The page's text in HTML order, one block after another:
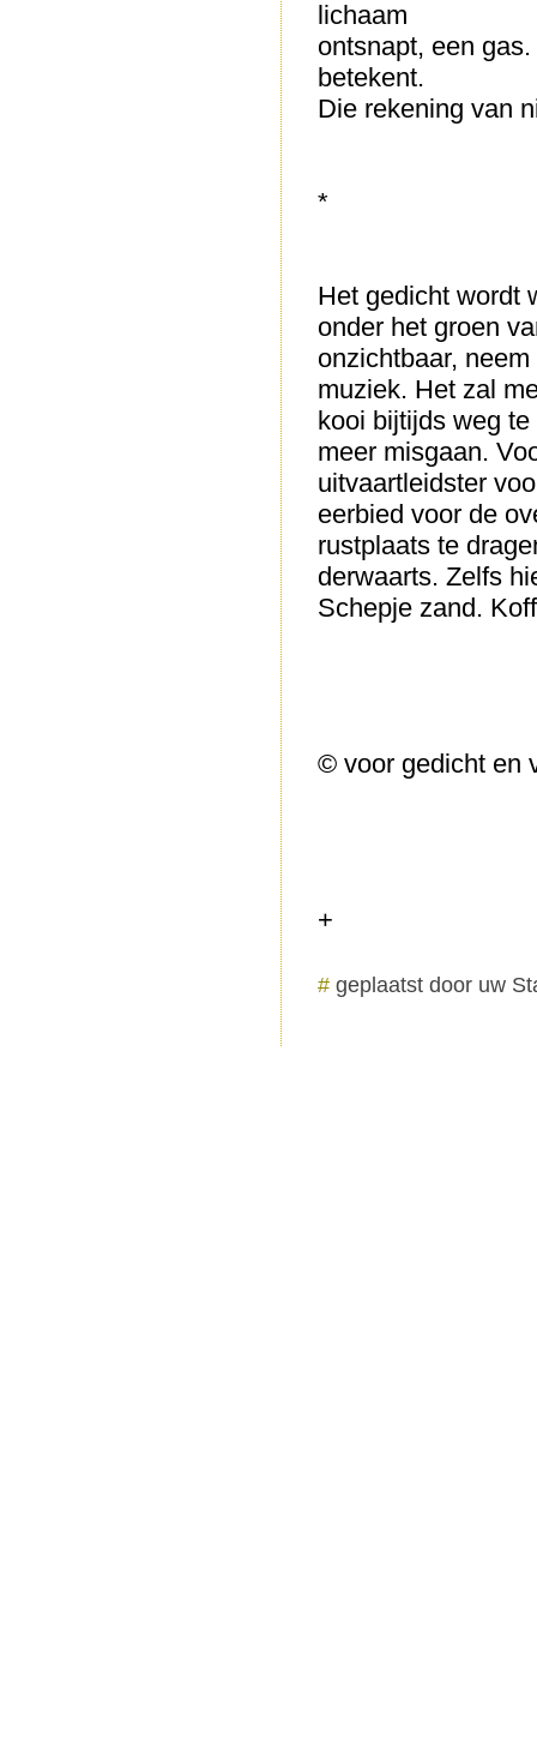
lichaam
ontsnapt, een
betekent.
Die rekening van
*
Het gedicht wordt
onder het groen
onzichtbaar,
muziek. Het zal
kooi bijtijds weg
meer misgaan.
uitvaartleidster
eerbied voor de
rustplaats te
derwaarts. Zelfs
Schepje zand.
© voor gedicht en
+
#geplaatst door uw